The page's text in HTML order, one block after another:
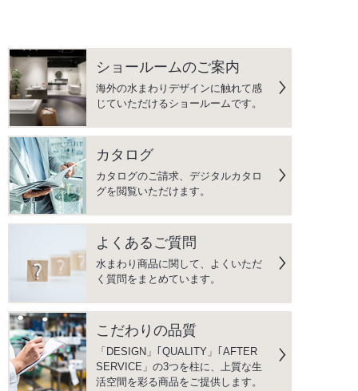
ショールームのご案内
海外の水まわりデザインに触れて感
じていただけるショールームです。
カタログ
カタログのご請求、デジタルカタロ
グを閲覧いただけます。
よくあるご質問
水まわり商品に関して、よくいただ
く質問をまとめています。
こだわりの品質
「DESIGN」｢QUALITY」｢AFTER
SERVICE」の3つを柱に、上質な生
活空間を彩る商品をご提供します。